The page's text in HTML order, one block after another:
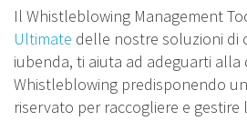
Il Whistleblowing Management
Ultimate delle nostre soluzioni di
iubenda, ti aiuta ad adeguarti alla
Whistleblowing predisponendo
riservato per raccogliere e gestire